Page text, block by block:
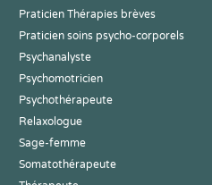
Praticien Thérapies brèves
Praticien soins psycho-corporels
Psychanalyste
Psychomotricien
Psychothérapeute
Relaxologue
Sage-femme
Somatothérapeute